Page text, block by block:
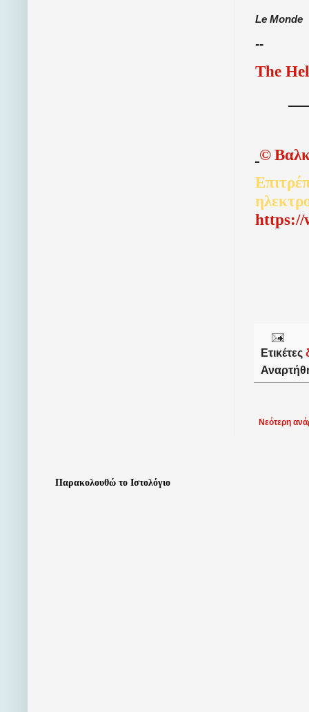
Le Monde
--
The
©
https://
Ετικέτες
Νεότερη
Παρακολουθώ το Ιστολόγιο